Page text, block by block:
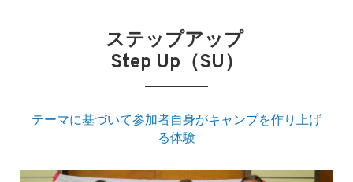
ステップアップ
Step Up（SU）​
テーマに基づいて参加者自身がキャンプを作り上げ
る体験